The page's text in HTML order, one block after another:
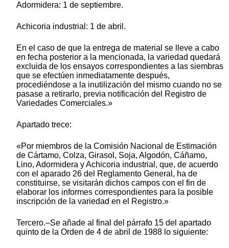
Adormidera: 1 de septiembre.
Achicoria industrial: 1 de abril.
En el caso de que la entrega de material se lleve a cabo
en fecha posterior a la mencionada, la variedad quedará
excluida de los ensayos correspondientes a las siembras
que se efectúen inmediatamente después,
procediéndose a la inutilización del mismo cuando no se
pasase a retirarlo, previa notificación del Registro de
Variedades Comerciales.»
Apartado trece:
«Por miembros de la Comisión Nacional de Estimación
de Cártamo, Colza, Girasol, Soja, Algodón, Cáñamo,
Lino, Adormidera y Achicoria industrial, que, de acuerdo
con el aparado 26 del Reglamento General, ha de
constituirse, se visitarán dichos campos con el fin de
elaborar los informes correspondientes para la posible
inscripción de la variedad en el Registro.»
Tercero.–Se añade al final del párrafo 15 del apartado
quinto de la Orden de 4 de abril de 1988 lo siguiente: